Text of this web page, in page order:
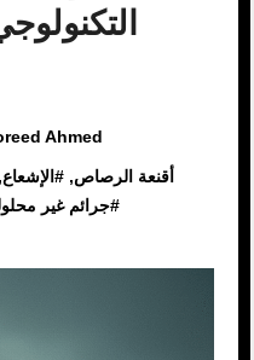
Ahmed
أقنعة الرصاص, # الإشعاع
#جرائم غير